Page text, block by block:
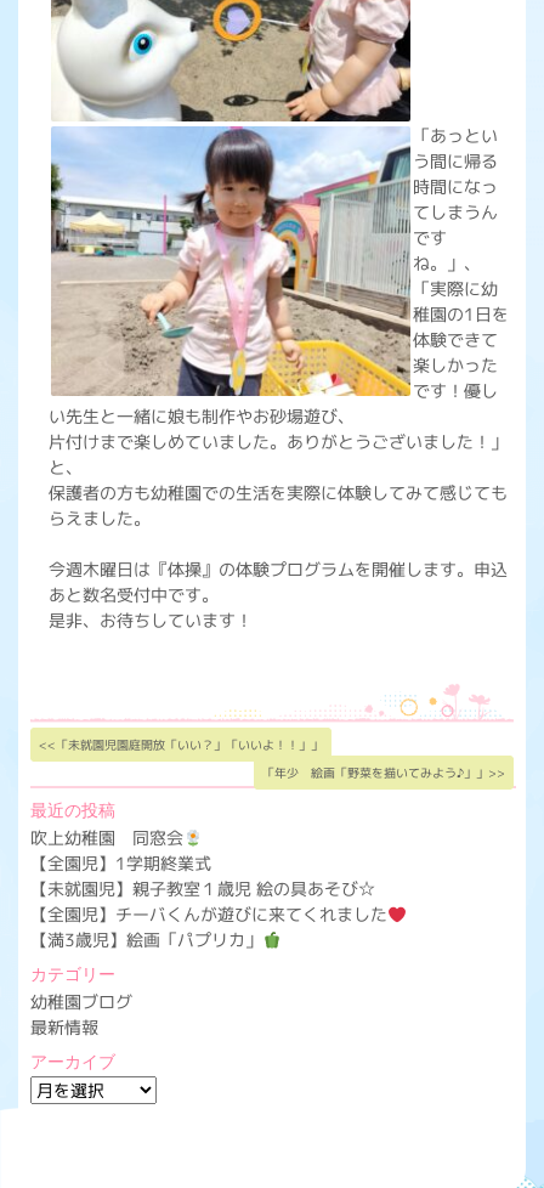
「あっとい
う間に帰る
時間になっ
てしまうん
です
ね。」、
「実際に幼
稚園の1日を
体験できて
楽しかった
です！優し
い先生と一緒に娘も制作やお砂場遊び、
片付けまで楽しめていました。ありがとうございました！」
と、
保護者の方も幼稚園での生活を実際に体験してみて感じても
らえました。
今週木曜日は『体操』の体験プログラムを開催します。申込
あと数名受付中です。
是非、お待ちしています！
<<「未就園児園庭開放「いい？」「いいよ！！」」
「年少 絵画「野菜を描いてみよう♪」」>>
最近の投稿
吹上幼稚園 同窓会
【全園児】1学期終業式
【未就園児】親子教室１歳児 絵の具あそび☆
【全園児】チーバくんが遊びに来てくれました
【満3歳児】絵画「パプリカ」
カテゴリー
幼稚園ブログ
最新情報
アーカイブ
ア